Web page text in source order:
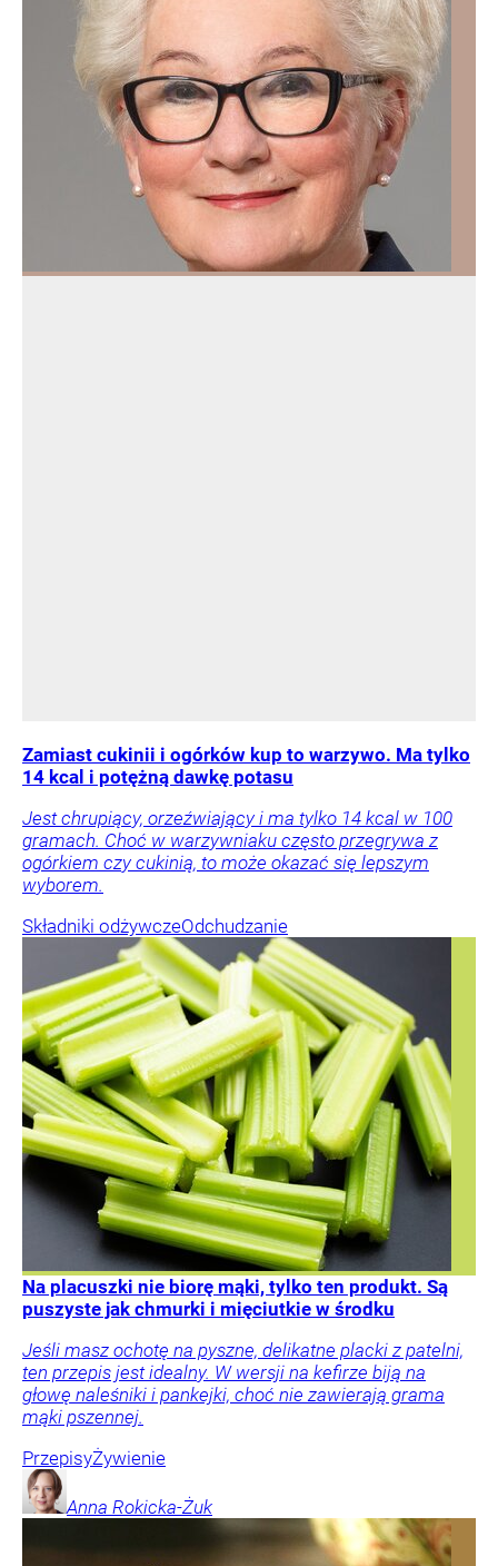
Zamiast cukinii i ogórków kup to warzywo. Ma tylko
14 kcal i potężną dawkę potasu
Jest chrupiący, orzeźwiający i ma tylko 14 kcal w 100
gramach. Choć w warzywniaku często przegrywa z
ogórkiem czy cukinią, to może okazać się lepszym
wyborem.
Składniki odżywczeOdchudzanie
Na placuszki nie biorę mąki, tylko ten produkt. Są
puszyste jak chmurki i mięciutkie w środku
Jeśli masz ochotę na pyszne, delikatne placki z patelni,
ten przepis jest idealny. W wersji na kefirze biją na
głowę naleśniki i pankejki, choć nie zawierają grama
mąki pszennej.
PrzepisyŻywienie
Anna Rokicka-Żuk